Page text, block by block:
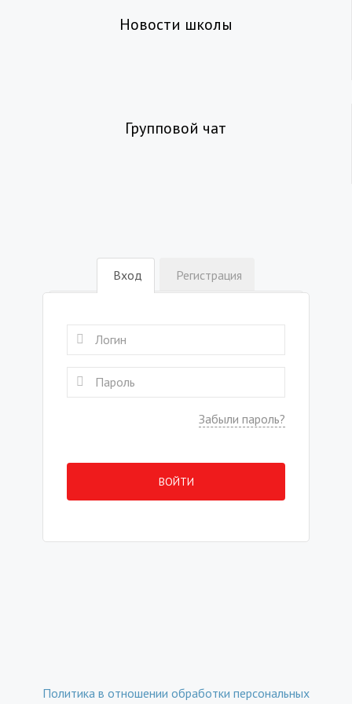
Новости школы
Групповой чат
Вход Регистрация
Забыли пароль?
ВОЙТИ
Политика в отношении обработки персональных